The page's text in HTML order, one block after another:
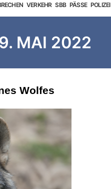
VERKEHR SBB PÄSSE POLIZEI
MAI 2022
Wolfes